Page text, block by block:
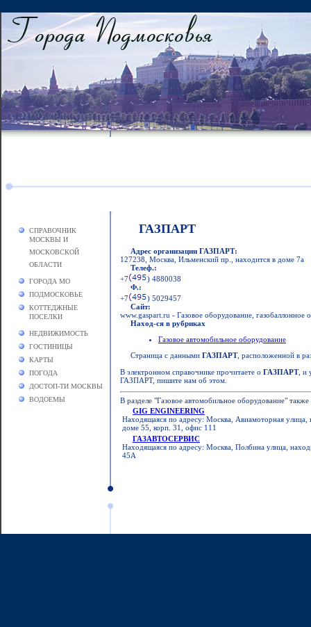
СПРАВОЧНИК
МОСКВЫ И
МОСКОВСКОЙ
ОБЛАСТИ
ГОРОДА МО
ПОДМОСКОВЬЕ
КОТТЕДЖНЫЕ
ПОСЕЛКИ
НЕДВИЖИМОСТЬ
ГОСТИНИЦЫ
КАРТЫ
ПОГОДА
ДОСТОП-ТИ МОСКВЫ
ВОДОЕМЫ
ГАЗПАРТ
Адрес организации ГАЗПАРТ:
127238, Москва, Ильменский пр., находится в доме 7а
Телеф.:
+7
) 4880038
Ф.:
+7
) 5029457
Сайт:
www.gaspart.ru - Газовое оборудование, газобаллонное
Наход-ся в рубриках
Газовое автомобильное оборудование
Страница с данными ГАЗПАРТ, расположенной в
В электронном справочнике прочитаете о ГАЗПАРТ, и
ГАЗПАРТ, пишите нам об этом.
В разделе "Газовое автомобильное оборудование"
GIG ENGINEERING
Находящаяся по адресу: Москва, Авиамоторная улица,
доме 55, корп. 31, офис 111
ГАЗАВТОСЕРВИС
Находящаяся по адресу: Москва, Полбина улица,
45А